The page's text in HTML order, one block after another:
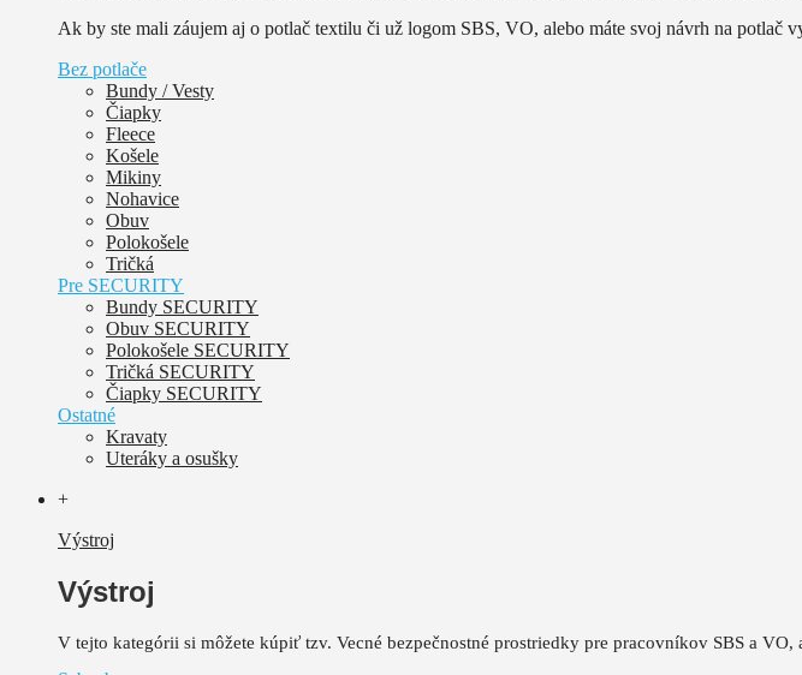
Ak by ste mali záujem aj o potlač textilu či už logom SBS, VO, alebo máte svoj návrh na potlač
Bez potlače
Bundy / Vesty
Čiapky
Fleece
Košele
Mikiny
Nohavice
Obuv
Polokošele
Tričká
Pre SECURITY
Bundy SECURITY
Obuv SECURITY
Polokošele SECURITY
Tričká SECURITY
Čiapky SECURITY
Ostatné
Kravaty
Uteráky a osušky
+
Výstroj
Výstroj
V tejto kategórii si môžete kúpiť tzv. Vecné bezpečnostné prostriedky pre pracovníkov SBS a